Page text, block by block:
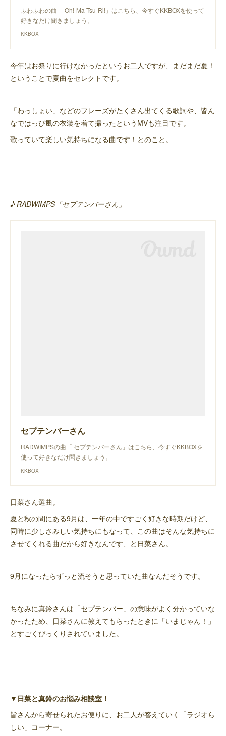
ふわふわの曲「 Oh!-Ma-Tsu-Ri!」はこちら、今すぐKKBOXを使って
好きなだけ聞きましょう。
KKBOX
今年はお祭りに行けなかったというお二人ですが、まだまだ夏！
ということで夏曲をセレクトです。
「わっしょい」などのフレーズがたくさん出てくる歌詞や、皆ん
なではっぴ風の衣装を着て撮ったというMVも注目です。
歌っていて楽しい気持ちになる曲です！とのこと。
♪ RADWIMPS「セプテンバーさん」
セプテンバーさん
RADWIMPSの曲「 セプテンバーさん」はこちら、今すぐKKBOXを
使って好きなだけ聞きましょう。
KKBOX
日菜さん選曲。
夏と秋の間にある9月は、一年の中ですごく好きな時期だけど、
同時に少しさみしい気持ちにもなって、この曲はそんな気持ちに
させてくれる曲だから好きなんです、と日菜さん。
9月になったらずっと流そうと思っていた曲なんだそうです。
ちなみに真鈴さんは「セプテンバー」の意味がよく分かっていな
かったため、日菜さんに教えてもらったときに「いまじゃん！」
とすごくびっくりされていました。
▼日菜と真鈴のお悩み相談室！
皆さんから寄せられたお便りに、お二人が答えていく「ラジオら
しい」コーナー。